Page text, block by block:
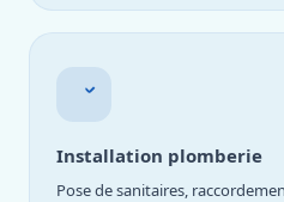
Installation plomberie
Pose de sanitaires,